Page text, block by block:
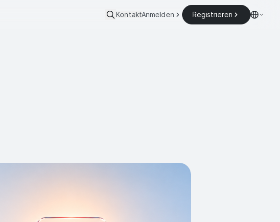
KontaktAnmelden Registrieren